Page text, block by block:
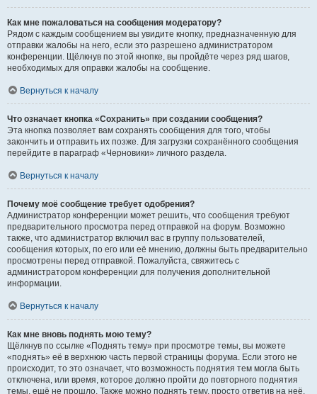
Как мне пожаловаться на сообщения модератору?
Рядом с каждым сообщением вы увидите кнопку, предназначенную для
отправки жалобы на него, если это разрешено администратором
конференции. Щёлкнув по этой кнопке, вы пройдёте через ряд шагов,
необходимых для оправки жалобы на сообщение.
Вернуться к началу
Что означает кнопка «Сохранить» при создании сообщения?
Эта кнопка позволяет вам сохранять сообщения для того, чтобы
закончить и отправить их позже. Для загрузки сохранённого сообщения
перейдите в параграф «Черновики» личного раздела.
Вернуться к началу
Почему моё сообщение требует одобрения?
Администратор конференции может решить, что сообщения требуют
предварительного просмотра перед отправкой на форум. Возможно
также, что администратор включил вас в группу пользователей,
сообщения которых, по его или её мнению, должны быть предварительно
просмотрены перед отправкой. Пожалуйста, свяжитесь с
администратором конференции для получения дополнительной
информации.
Вернуться к началу
Как мне вновь поднять мою тему?
Щёлкнув по ссылке «Поднять тему» при просмотре темы, вы можете
«поднять» её в верхнюю часть первой страницы форума. Если этого не
происходит, то это означает, что возможность поднятия тем могла быть
отключена, или время, которое должно пройти до повторного поднятия
темы, ещё не прошло. Также можно поднять тему, просто ответив на неё,